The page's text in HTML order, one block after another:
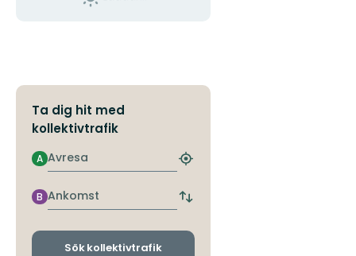
Ta dig hit med
kollektivtrafik
Avresa
A
Hitta
hållplats
Ankomst
B
Byt
och
Sök kollektivtrafik